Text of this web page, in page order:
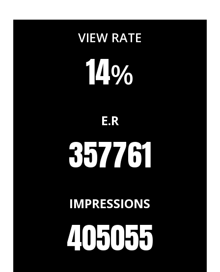
VIEW RATE
14%
E.R
357761
IMPRESSIONS
405055